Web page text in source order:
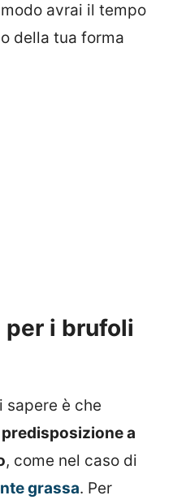
avrai il tempo
della tua forma
per i brufoli
sapere è che
predisposizione a
, come nel caso di
grassa. Per